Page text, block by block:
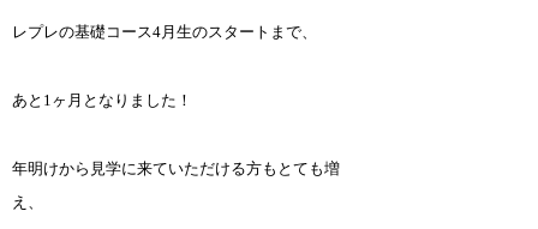
レプレの基礎コース4月生のスタートまで、
あと1ヶ月となりました！
年明けから見学に来ていただける方もとても増
え、